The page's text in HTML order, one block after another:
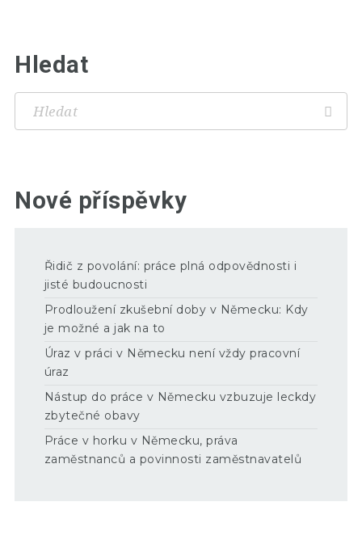
Hledat
Nové příspěvky
Řidič z povolání: práce plná odpovědnosti i
jisté budoucnosti
Prodloužení zkušební doby v Německu: Kdy
je možné a jak na to
Úraz v práci v Německu není vždy pracovní
úraz
Nástup do práce v Německu vzbuzuje leckdy
zbytečné obavy
Práce v horku v Německu, práva
zaměstnanců a povinnosti zaměstnavatelů